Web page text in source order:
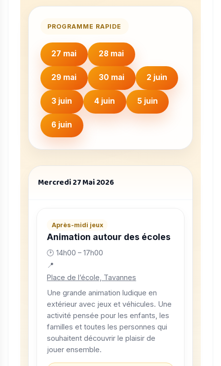
PROGRAMME RAPIDE
27 mai 28 mai
29 mai 30 mai 2 juin
3 juin 4 juin 5 juin
6 juin
Mercredi 27 Mai 2026
Après-midi jeux
Animation autour des écoles
🕑 14h00 – 17h00
📍
Place de l’école, Tavannes
Une grande animation ludique en
extérieur avec jeux et véhicules. Une
activité pensée pour les enfants, les
familles et toutes les personnes qui
souhaitent découvrir le plaisir de
jouer ensemble.